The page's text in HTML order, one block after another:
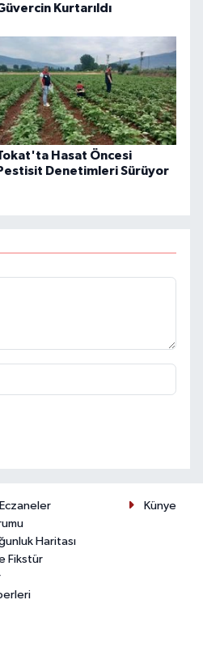
Kurtarıldı
Hasat Öncesi
Denetimleri Sürüyor
Haritası
Fikstür
Künye